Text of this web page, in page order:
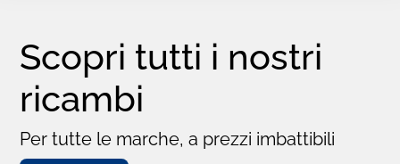
Scopri tutti i nostri
ricambi
Per tutte le marche, a prezzi imbattibili